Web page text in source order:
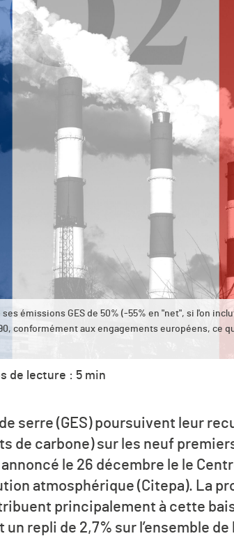
émissions GES de 50% (-55% en "net", si l'on
conformément aux engagements européens, ce
de lecture : 5 min
serre (GES) poursuivent leur
de carbone) sur les neuf
le 26 décembre le le
atmosphérique (Citepa). La
principalement à cette
repli de 2,7% sur l’ensemble de